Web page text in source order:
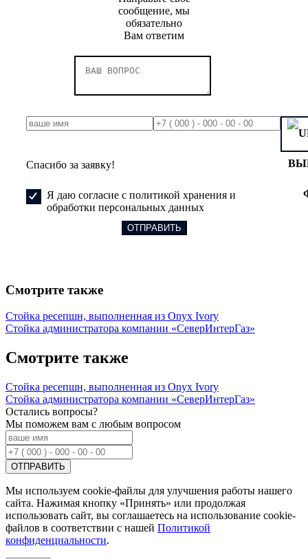
сообщение, мы
обязательно
Вам ответим
Спасибо за заявку!
Я даю согласие с политикой хранения и
обработки персональных данных
Смотрите также
Стойка ресепшн, выполненная из Onyx Ivory
Стойка администратора компании «СеверИнтерГаз»
Смотрите также
Стойка ресепшн, выполненная из Onyx Ivory
Стойка администратора компании «СеверИнтерГаз»
Остались вопросы?
Мы поможем вам с любым вопросом
Мы используем cookie-файлы для улучшения работы нашего
сайта. Нажимая кнопку «Принять» или продолжая
использовать сайт, вы соглашаетесь на использование cookie-
файлов в соответствии с нашей Политикой
конфиденциальности.